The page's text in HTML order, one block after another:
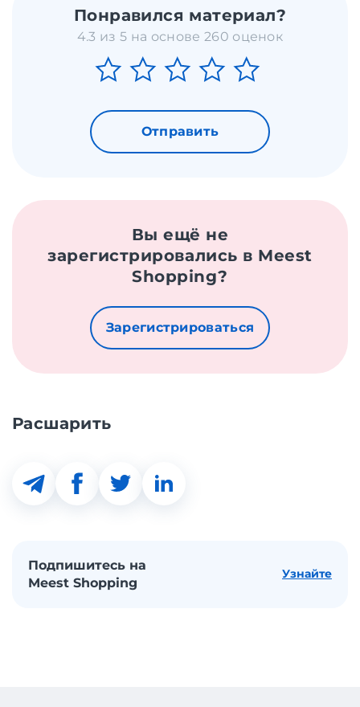
Понравился материал?
4.3 из 5 на основе 260 оценок
Отправить
Вы ещё не
зарегистрировались в Meest
Shopping?
Зарегистрироваться
Расшарить
Подпишитесь на
Meest Shopping
Узнайте